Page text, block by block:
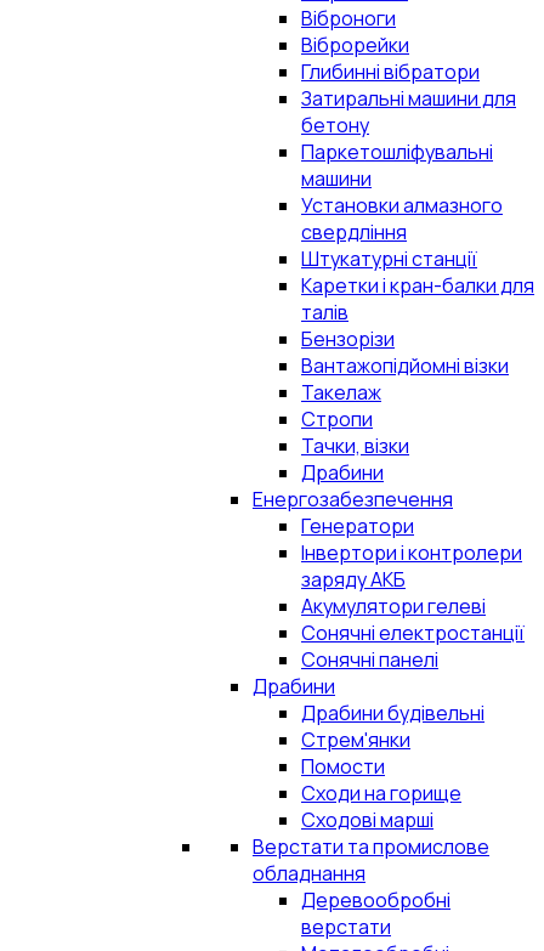
Віброноги
Віброрейки
Глибинні вібратори
Затиральні машини для
бетону
Паркетошліфувальні
машини
Установки алмазного
свердління
Штукатурні станції
Каретки і кран-балки для
талів
Бензорізи
Вантажопідйомні візки
Такелаж
Стропи
Тачки, візки
Драбини
Енергозабезпечення
Генератори
Інвертори і контролери
заряду АКБ
Акумулятори гелеві
Сонячні електростанції
Сонячні панелі
Драбини
Драбини будівельні
Стрем'янки
Помости
Сходи на горище
Сходові марші
Верстати та промислове
обладнання
Деревообробні
верстати